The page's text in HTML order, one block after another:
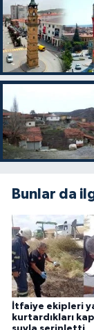
Bunlar da
İtfaiye ekipleri
kurtardıkları